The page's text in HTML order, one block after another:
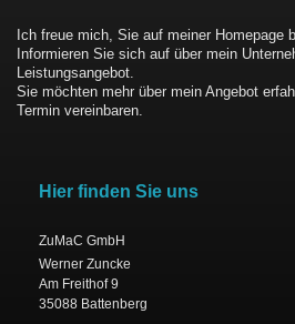
Ich freue mich, Sie auf meiner Homepage
Informieren Sie sich auf über mein
Leistungsangebot.
Sie möchten mehr über mein Angebot
Termin vereinbaren.
Hier finden Sie uns
ZuMaC GmbH
Werner Zuncke
Am Freithof 9
35088 Battenberg